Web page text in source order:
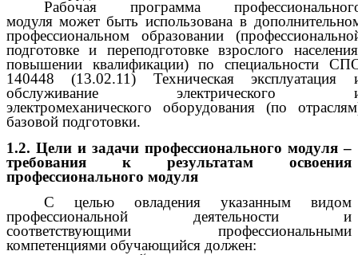
Рабочая программа
модуля может быть использована в
профессиональном образовании
подготовке и переподготовке взрослого
повышении квалификации) по специальности
140448 (13.02.11) Техническая эксплуатация
обслуживание электрического
электромеханического оборудования (по
базовой подготовки.
1.2. Цели и задачи профессионального модуля –
требования к результатам освоения
профессионального модуля
С целью овладения указанным видом
профессиональной деятельности и
соответствующими профессиональными
компетенциями обучающийся должен: